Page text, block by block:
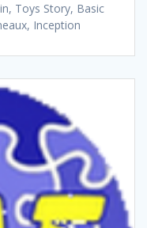
Toys Story, Basic
Inception